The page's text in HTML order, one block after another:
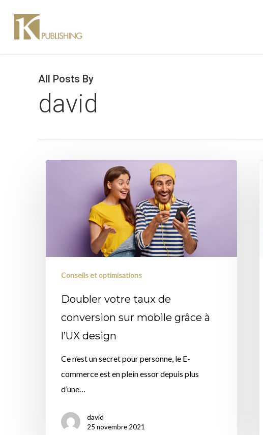
main
All Posts By
david
mobile
grâce
design
Conseils et optimisations
Doubler votre taux de
conversion sur mobile grâce à
l’UX design
Ce n’est un secret pour personne, le E-
commerce est en plein essor depuis plus
d’une…
david
25 novembre 2021